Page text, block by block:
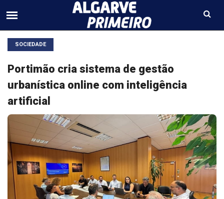
SOCIEDADE
Portimão cria sistema de gestão
urbanística online com inteligência
artificial